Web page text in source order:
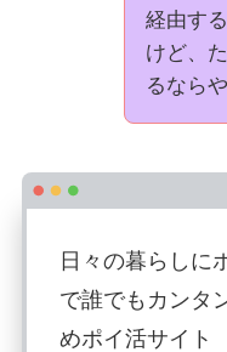
経由す
けど、
るなら
日々の暮らしに
で誰でもカンタ
めポイ活サイト